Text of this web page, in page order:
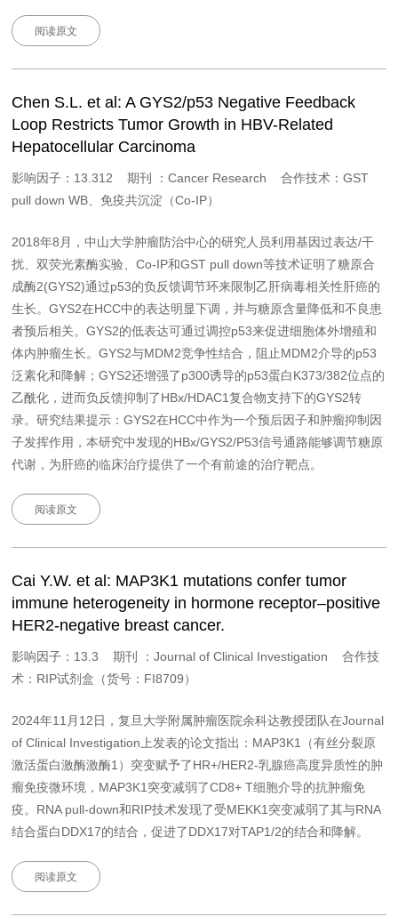
阅读原文
Chen S.L. et al: A GYS2/p53 Negative Feedback
Loop Restricts Tumor Growth in HBV-Related
Hepatocellular Carcinoma
影响因子：13.312 期刊 ：Cancer Research 合作技术：GST
pull down WB、免疫共沉淀（Co-IP）
2018年8月，中山大学肿瘤防治中心的研究人员利用基因过表达/干
扰、双荧光素酶实验、Co-IP和GST pull down等技术证明了糖原合
成酶2(GYS2)通过p53的负反馈调节环来限制乙肝病毒相关性肝癌的
生长。GYS2在HCC中的表达明显下调，并与糖原含量降低和不良患
者预后相关。GYS2的低表达可通过调控p53来促进细胞体外增殖和
体内肿瘤生长。GYS2与MDM2竞争性结合，阻止MDM2介导的p53
泛素化和降解；GYS2还增强了p300诱导的p53蛋白K373/382位点的
乙酰化，进而负反馈抑制了HBx/HDAC1复合物支持下的GYS2转
录。研究结果提示：GYS2在HCC中作为一个预后因子和肿瘤抑制因
子发挥作用，本研究中发现的HBx/GYS2/P53信号通路能够调节糖原
代谢，为肝癌的临床治疗提供了一个有前途的治疗靶点。
阅读原文
Cai Y.W. et al: MAP3K1 mutations confer tumor
immune heterogeneity in hormone receptor–positive
HER2-negative breast cancer.
影响因子：13.3 期刊 ：Journal of Clinical Investigation 合作技
术：RIP试剂盒（货号：FI8709）
2024年11月12日，复旦大学附属肿瘤医院余科达教授团队在Journal
of Clinical Investigation上发表的论文指出：MAP3K1（有丝分裂原
激活蛋白激酶激酶1）突变赋予了HR+/HER2-乳腺癌高度异质性的肿
瘤免疫微环境，MAP3K1突变减弱了CD8+ T细胞介导的抗肿瘤免
疫。RNA pull-down和RIP技术发现了受MEKK1突变减弱了其与RNA
结合蛋白DDX17的结合，促进了DDX17对TAP1/2的结合和降解。
阅读原文